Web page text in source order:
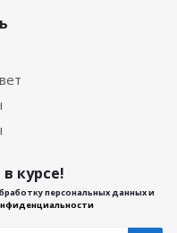
курсе!
персональных данных и